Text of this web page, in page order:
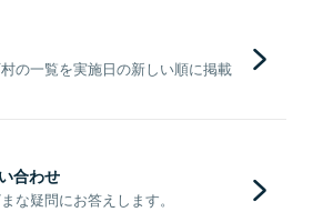
の一覧を実施日の新しい順に掲載
合わせ
な疑問にお答えします。